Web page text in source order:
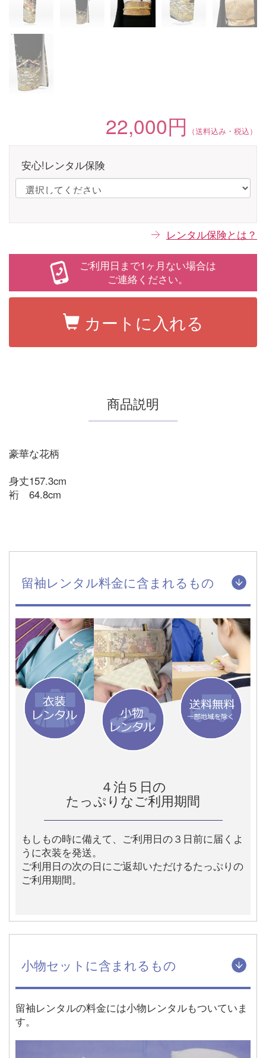
22,000円 （送料込み・税込）
安心!レンタル保険
レンタル保険とは？
ご利用日まで1ヶ月ない場合は
ご連絡ください。
カートに入れる
商品説明
豪華な花柄
身丈157.3cm
裄 64.8cm
留袖レンタル料金に含まれるもの
４泊５日の
たっぷりなご利用期間
もしもの時に備えて、ご利用日の３日前に届くよ
うに衣装を発送。
ご利用日の次の日にご返却いただけるたっぷりの
ご利用期間。
小物セットに含まれるもの
留袖レンタルの料金には小物レンタルもついていま
す。